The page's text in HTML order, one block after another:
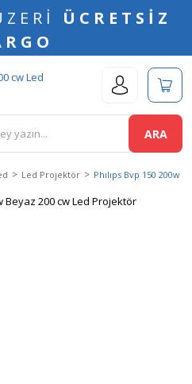
ÜCRETSİZ
ARA
Led Projektör Phılıps Bvp 150 200w